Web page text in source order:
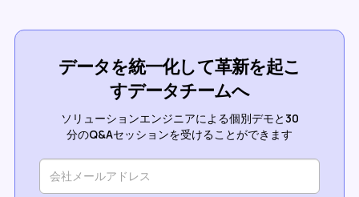
データを統一化して革新を起こ
すデータチームへ
ソリューションエンジニアによる個別デモと30
分のQ&Aセッションを受けることができます